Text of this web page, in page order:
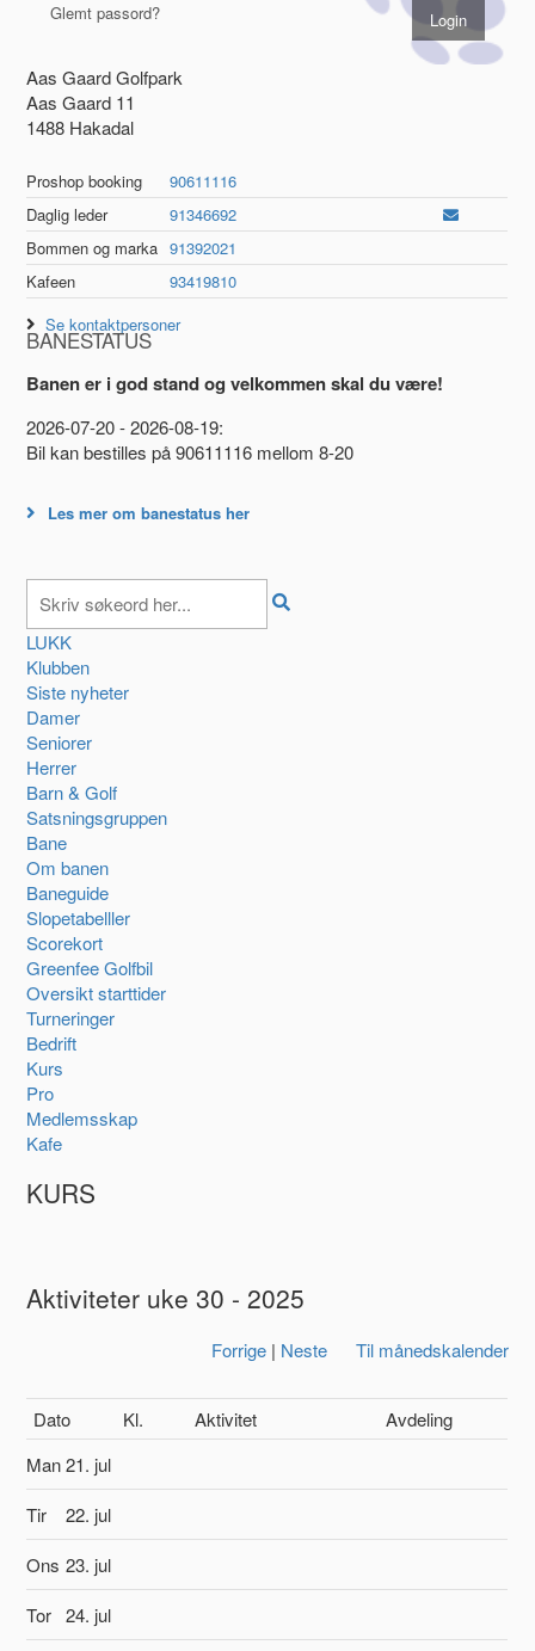
Glemt passord?
Aas Gaard Golfpark
Aas Gaard 11
1488 Hakadal
Proshop booking
90611116
Daglig leder
91346692
Bommen og marka 91392021
Kafeen
93419810
Se kontaktpersoner
BANESTATUS
Banen er i god stand og velkommen skal du være!
2026-07-20 - 2026-08-19:
Bil kan bestilles på 90611116 mellom 8-20
Les mer om banestatus her
LUKK
Klubben
Siste nyheter
Damer
Seniorer
Herrer
Barn & Golf
Satsningsgruppen
Bane
Om banen
Baneguide
Slopetabelller
Scorekort
Greenfee Golfbil
Oversikt starttider
Turneringer
Bedrift
Kurs
Pro
Medlemsskap
Kafe
KURS
Aktiviteter uke 30 - 2025
Forrige| Neste Til månedskalender
Dato Kl. Aktivitet
Avdeling
Man21. jul
Tir
22. jul
Ons 23. jul
Tor 24. jul